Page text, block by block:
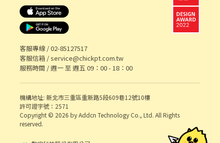
客服專線 /02-85127517
客服信箱 /service@chickpt.com.tw
服務時間 / 週一 至 週五 09：00 - 18：00
機構地址: 新北市三重區重新路5段609巷12號10樓
許可證字號：2571
Copyright © 2026 by Addcn Technology Co., Ltd. All Rights
reserved.